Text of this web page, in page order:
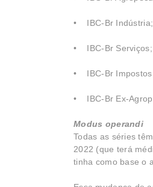
• IBC-Br Indústria;
• IBC-Br Serviços;
• IBC-Br
• IBC-Br Ex-
Modus operandi
Todas as séries
2022 (que terá
tinha como base o